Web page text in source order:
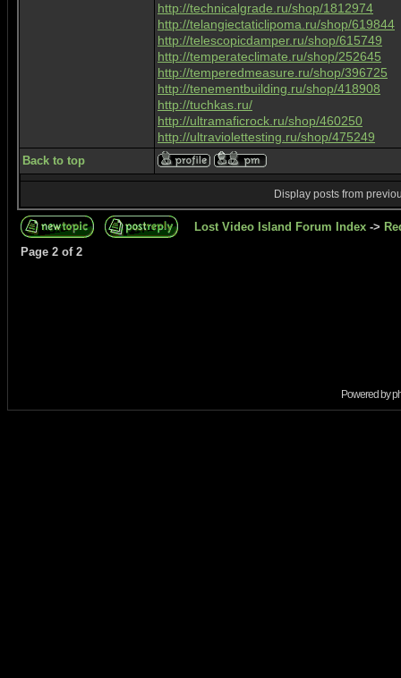
http://technicalgrade.ru/shop/1812974
http://telangiectaticlipoma.ru/shop/619844
http://telescopicdamper.ru/shop/615749
http://temperateclimate.ru/shop/252645
http://temperedmeasure.ru/shop/396725
http://tenementbuilding.ru/shop/418908
http://tuchkas.ru/
http://ultramaficrock.ru/shop/460250
http://ultraviolettesting.ru/shop/475249
Back to top
Display posts from
Lost Video Island Forum Index ->
Page 2 of 2
Powered by